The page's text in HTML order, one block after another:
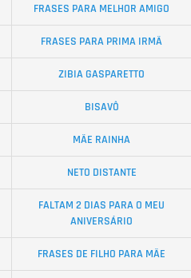
FRASES PARA MELHOR AMIGO
FRASES PARA PRIMA IRMÃ
ZIBIA GASPARETTO
BISAVÔ
MÃE RAINHA
NETO DISTANTE
FALTAM 2 DIAS PARA O MEU
ANIVERSÁRIO
FRASES DE FILHO PARA MÃE